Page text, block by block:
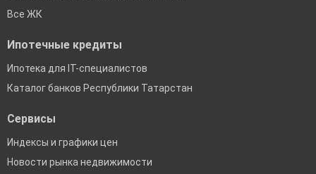
Все ЖК
Ипотечные кредиты
Ипотека для IT-специалистов
Каталог банков Республики Татарстан
Сервисы
Индексы и графики цен
Новости рынка недвижимости